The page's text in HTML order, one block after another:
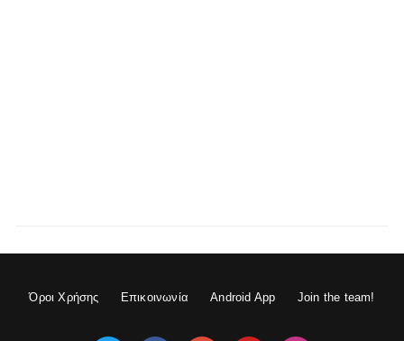
Όροι Χρήσης Επικοινωνία Android App Join the team!